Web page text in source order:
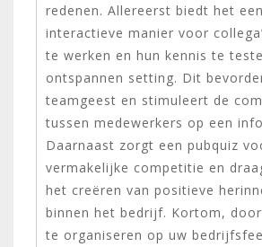
redenen. Allereerst biedt het
interactieve manier voor
te werken en hun kennis te
ontspannen setting. Dit
teamgeest en stimuleert de
tussen medewerkers op een
Daarnaast zorgt een pubquiz
vermakelijke competitie en
het creëren van positieve
binnen het bedrijf. Kortom,
te organiseren op uw